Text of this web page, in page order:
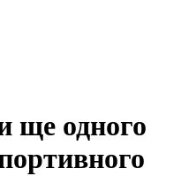
ще одного